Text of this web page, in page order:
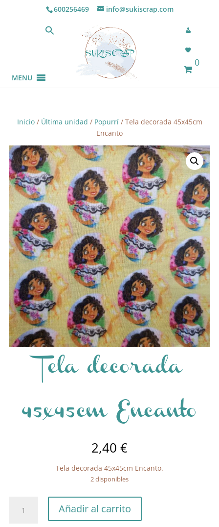
600256469 info@sukiscrap.com
0
MENU
Inicio/ Última unidad / Popurrí/ Tela decorada 45x45cm
Encanto
Tela decorada
45x45cm Encanto
2,40 €
Tela decorada 45x45cm Encanto.
2 disponibles
decorada
Añadir al carrito